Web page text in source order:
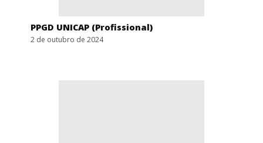
PPGD UNICAP (Profissional)
2 de outubro de 2024